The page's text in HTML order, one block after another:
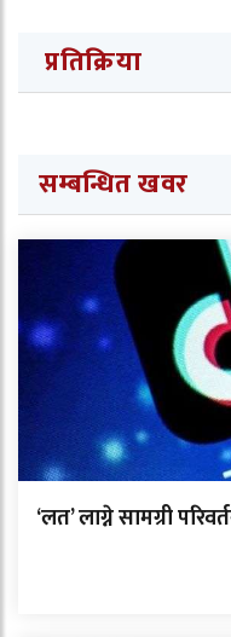
प्रतिक्रिया
सम्बन्धित खवर
‘लत’ लाग्ने सामग्री